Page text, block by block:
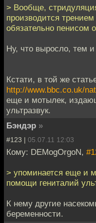
> Вообще,
производится
обязательно пенисом
Ну, что выросло, тем и
Кстати, в той же
http://www.bbc.co.uk/
еще и мотылек,
ультразвук.
Бэндэр »
#123 | 05.07.11 12:03
Кому: DEMogOrgoN,
> упоминается еще и
помощи гениталий
К нему другие
беременности.